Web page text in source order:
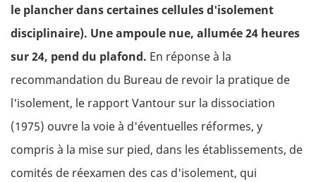
le plancher dans certaines cellules d'isolement
disciplinaire). Une ampoule nue, allumée 24 heures
sur 24, pend du plafond. En réponse à la
recommandation du Bureau de revoir la pratique de
l'isolement, le rapport Vantour sur la dissociation
(1975) ouvre la voie à d'éventuelles réformes, y
compris à la mise sur pied, dans les établissements, de
comités de réexamen des cas d'isolement, qui